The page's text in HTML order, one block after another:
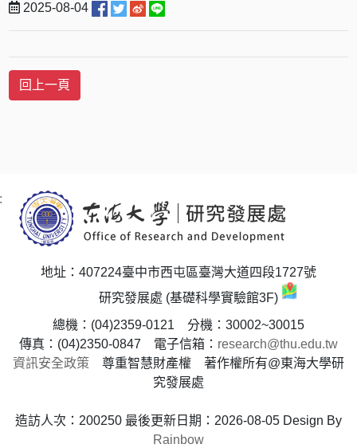
2025-08-04
地址：407224臺中市西屯區臺灣大道四段1727號
研究發展處 (基礎科學實驗館3F)
總機：(04)2359-0121 分機：30002~30015
傳真：(04)2350-0847 電子信箱： research@thu.edu.tw
資訊安全政策 尊重智慧財產權 著作權所有@東海大學研
究發展處
造訪人次：200250 最後更新日期：2026-08-05 Design By
Rainbow